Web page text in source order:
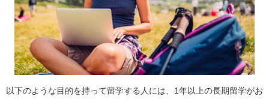
以下のような目的を持って留学する人には、1年以上の長期留学がお